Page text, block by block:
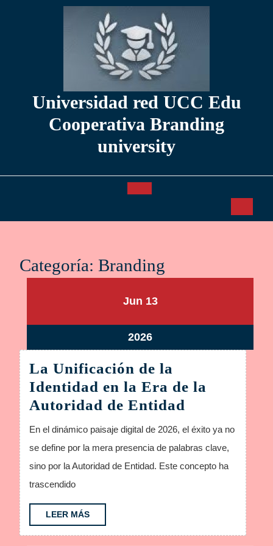
Universidad red UCC Edu
Cooperativa Branding
university
apertura
Categoría: Branding
Junjunio
2026
13junio
2026junio
13,
2026
La Unificación de la
Identidad en la Era de la
Autoridad de Entidad
Unificación
de
Identidad
Era
En el dinámico paisaje digital de 2026, el éxito ya no
se define por la mera presencia de palabras clave,
sino por la Autoridad de Entidad. Este concepto ha
trascendido
LEER MÁSLEER
MÁS